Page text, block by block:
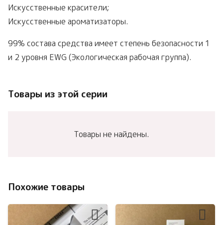
Искусственные красители;
Искусственные ароматизаторы.
99% состава средства имеет степень безопасности 1
и 2 уровня EWG (Экологическая рабочая группа).
Товары из этой серии
Товары не найдены.
Похожие товары